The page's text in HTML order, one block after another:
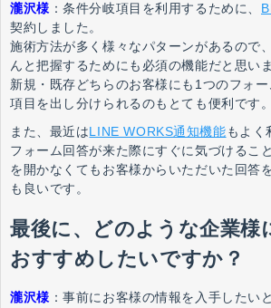
瀧沢様 ：条件分岐項目を利用するために、
契約しました。
施術方法が多く様々なパターンがあるので
んと把握するためにも必須の機能だと思いま
新規・既存どちらのお客様にも1つのフォ
項目を出し分けられるのもとても便利です。
また、最近はLINE WORKS通知機能もよく
フォーム回答が来た際にすぐに気づけるこ
を開かなくてもお客様からいただいた回答
も良いです。
最後に、どのような企業
おすすめしたいですか？
瀧沢様 ：事前にお客様の情報を入手したい